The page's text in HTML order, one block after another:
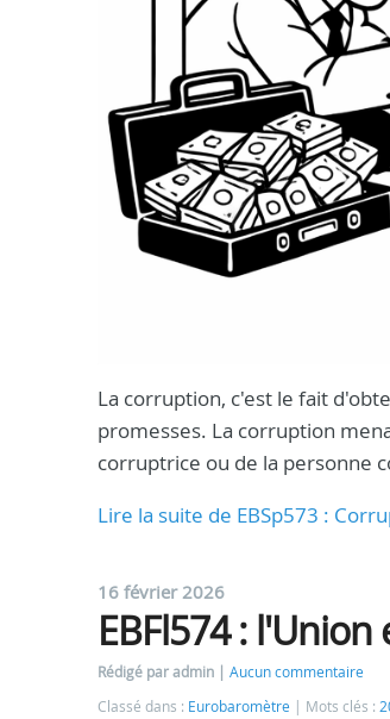
La corruption, c'est le fait
promesses. La corruption
corruptrice ou de la personne
Lire la suite de EBSp573 :
16 février 2026
EBFl574 :
Rédigé par admin
Aucun commentaire
Classé dans : Eurobaromètre Mots clés :